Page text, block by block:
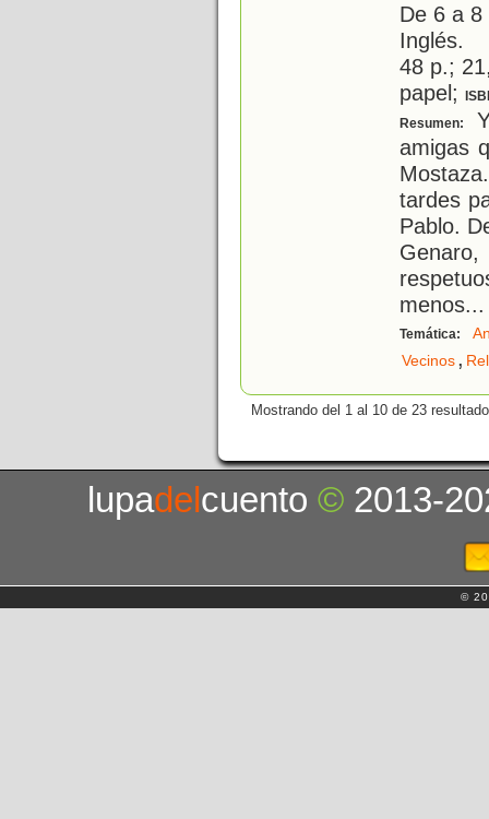
De 6 a
Inglés.
48 p.;
papel;
Resumen:
amigas
tardes
Pablo.
menos...
Temática:
Vecinos,
Mostrando del 1 al 10 de 23
lupadelcuento© 2013-
©